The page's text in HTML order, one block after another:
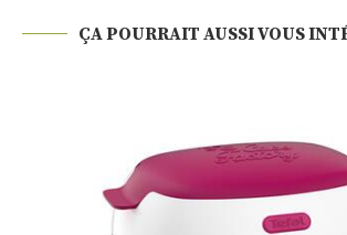
ÇA POURRAIT AUSSI VOUS